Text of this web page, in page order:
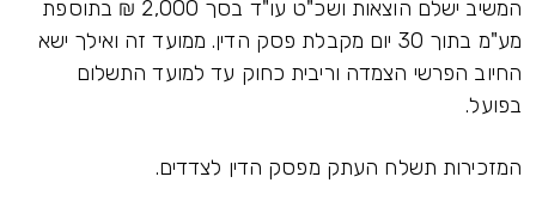
המשיב ישלם הוצאות ושכ"ט עו"ד בסך 2,000 ₪ בתוספת
מע"מ בתוך 30 יום מקבלת פסק הדין. ממועד זה ואילך ישא
החיוב הפרשי הצמדה וריבית כחוק עד למועד התשלום
בפועל.
המזכירות תשלח העתק מפסק הדין לצדדים.